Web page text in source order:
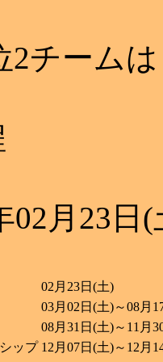
チームは
02月23日
02月23日(土)
03月02日(土)～08月
08月31日(土)～11月
ップ 12月07日(土)～12月